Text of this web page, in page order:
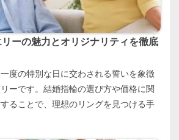
ーの魅力とオリジナリティを徹底
度の特別な日に交わされる誓いを象徴
ーです。結婚指輪の選び方や価格に関
ることで、理想のリングを見つける手